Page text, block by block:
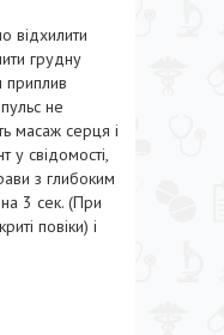
відхилити
грудну
приплив
не
масаж серця і
у свідомості,
з глибоким
3 сек. (При
повіки) і